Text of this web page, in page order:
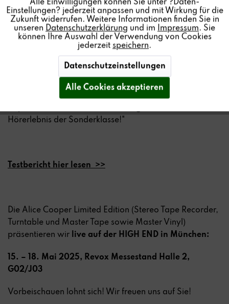
"AUCH BEIM KLANG GILT: 'NO LIMITS'
Davon profitierte auch Munyungo Jacksons ungemein
schattierungsreiches, von David Manleys Vital-Label
ebenso komplex wie duchhörbar mit Röhren-Equipment
eingefangenes 'Columbiana'.- Exakt erfasste und umriss
die Revox die Situation inklusive der eigentümlichen
Akustik des holzvertäfelten Saals, in dem die
Hörerlebnis der Sonderklasse!"
Testbericht hier lesen >>
Die Alice Cooper Limited Edition (Stereo Tape Recorder,
Turntable und Master Tape sowie Master Vinyl)
präsentieren wir live auf der HIGH END in München:
15. – 18. Mai 2025, Revox Messestand Halle 2,
G02/J03
Vorbeischauen lohnt sich! Wir freuen uns auf Sie!
Alle Einwilligungen können Sie unter ?Daten-
Einstellungen? jederzeit anpassen und mit Wirkung für die
Zukunft widerrufen. Weitere Informationen finden Sie in
unseren Datenschutzerklärung und im Impressum. Sie
können Ihre Auswahl der Verwendung von Cookies
jederzeit speichern.
Datenschutzeinstellungen
Alle Cookies akzeptieren